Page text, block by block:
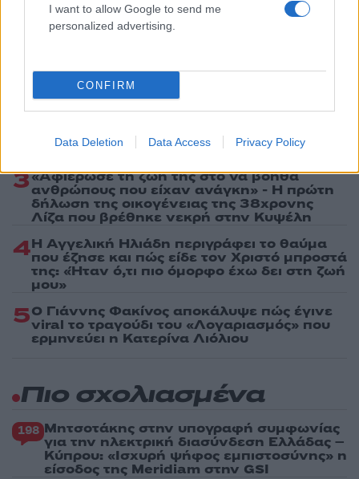
I want to allow Google to send me
personalized advertising.
CONFIRM
Data Deletion Data Access Privacy Policy
Πιο δημοφιλή
γιορτή του Άκη Παυλόπουλου: «Δεκαπέντε
χρόνια μου διδάσκει υπομονή και αγάπη»
2Αριστοτέλης Δαμίγος: Στο Αποτεφρωτήριο
σύνδεσμο του ελικοπτέρου που έπεσε στην
Ψάθα
3«Αφιέρωσε τη ζωή της στο να βοηθά
ανθρώπους που είχαν ανάγκη» - Η πρώτη
δήλωση της οικογένειας της 38χρονης
Λίζα που βρέθηκε νεκρή στην Κυψέλη
4Η Αγγελική Ηλιάδη περιγράφει το θαύμα
που έζησε και πώς είδε τον Χριστό μπροστά
της: «Ήταν ό,τι πιο όμορφο έχω δει στη ζωή
μου»
5Ο Γιάννης Φακίνος αποκάλυψε πώς έγινε
viral το τραγούδι του «Λογαριασμός» που
ερμηνεύει η Κατερίνα Λιόλιου
Πιο σχολιασμένα
198 Μητσοτάκης στην υπογραφή συμφωνίας
για την ηλεκτρική διασύνδεση Ελλάδας –
Κύπρου: «Ισχυρή ψήφος εμπιστοσύνης» η
είσοδος της Meridiam στην GSI